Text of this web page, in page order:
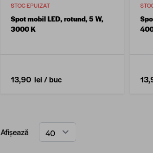
STOC EPUIZAT
Spot mobil LED, rotund, 5 W,
3000 K
13,90 lei/ buc
Afișează